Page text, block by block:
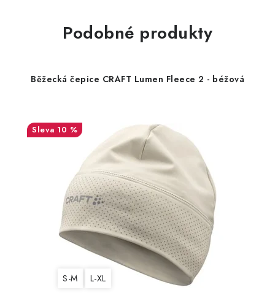
Podobné produkty
Běžecká čepice CRAFT Lumen Fleece 2 - béžová
10 %
S-M L-XL